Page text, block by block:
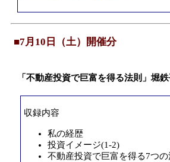
■7月10日（土）開催分
「不動産投資で巨富を得る法則」堀
収録内容
私の経歴
投資イメージ(1-2)
不動産投資で巨富を得る7つの